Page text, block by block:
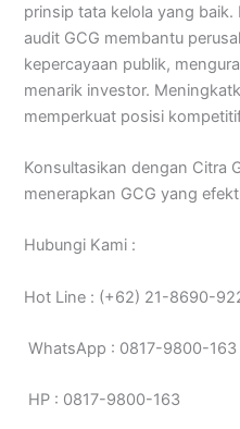
prinsip tata kelola yang
audit GCG membantu
kepercayaan publik,
menarik investor.
memperkuat posisi
Konsultasikan dengan Citra
menerapkan GCG yang
Hubungi Kami :
Hot Line : (+62) 21-8690-
WhatsApp : 0817-9800-163
HP : 0817-9800-163